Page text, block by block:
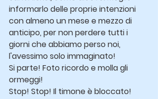
informarlo delle proprie intenzioni
con almeno un mese e mezzo di
anticipo, per non perdere tutti i
giorni che abbiamo perso noi,
l'avessimo solo immaginato!
Si parte! Foto ricordo e molla gli
ormeggi!
Stop! Stop! Il timone è bloccato!